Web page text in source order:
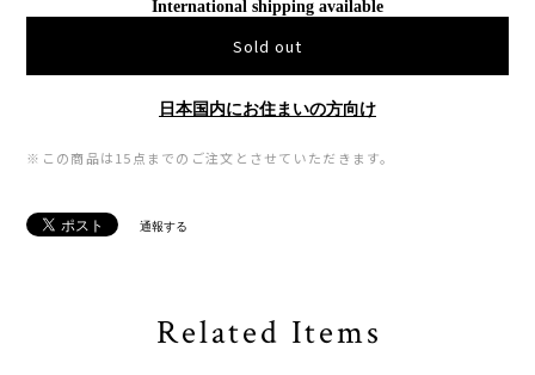
International shipping available
Sold out
日本国内にお住まいの方向け
※この商品は15点までのご注文とさせていただきます。
通報する
Related Items